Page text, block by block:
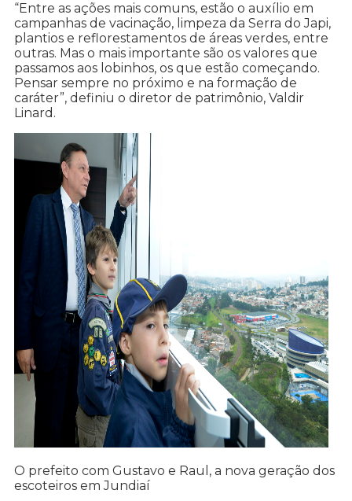
“Entre as ações mais comuns, estão o auxílio em
campanhas de vacinação, limpeza da Serra do Japi,
plantios e reflorestamentos de áreas verdes, entre
outras. Mas o mais importante são os valores que
passamos aos lobinhos, os que estão começando.
Pensar sempre no próximo e na formação de
caráter”, definiu o diretor de patrimônio, Valdir
Linard.
O prefeito com Gustavo e Raul, a nova geração dos
escoteiros em Jundiaí